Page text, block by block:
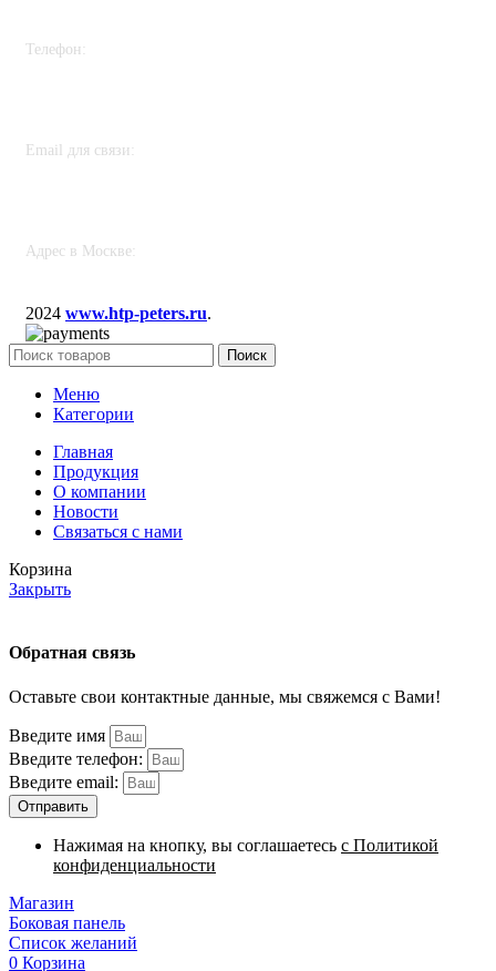
Телефон:
Email для связи:
Адрес в Москве:
2024 www.htp-peters.ru.
Поиск
Меню
Категории
Главная
Продукция
О компании
Новости
Связаться с нами
Корзина
Закрыть
Обратная связь
Оставьте свои контактные данные, мы свяжемся с Вами!
Введите имя
Введите телефон:
Введите email:
Отправить
Нажимая на кнопку, вы соглашаетесь с Политикой
конфиденциальности
Магазин
Боковая панель
Список желаний
0 Корзина